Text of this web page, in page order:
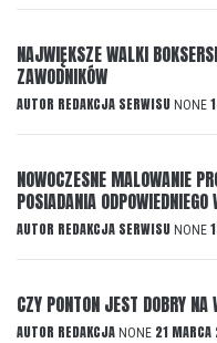
NAJWIĘKSZE WALKI
ZAWODNIKÓW
AUTOR REDAKCJA SERWISU NONE
NOWOCZESNE MALOWANIE
POSIADANIA ODPOWIEDNIEGO
AUTOR REDAKCJA SERWISU NONE
CZY PONTON JEST DOBRY NA
AUTOR REDAKCJA NONE 21